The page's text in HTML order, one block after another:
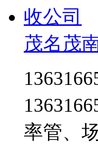
茂名茂
率管、